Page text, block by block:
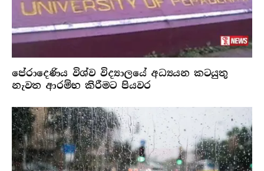
පේරාදෙණිය විශ්ව විද්‍යාලයේ අධ්‍යයන කටයුතු
නැවත ආරම්භ කිරීමට පියවර